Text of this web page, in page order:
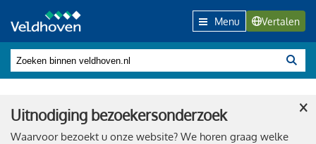
Menu Vertalen
Uitnodiging bezoekersonderzoek
Waarvoor bezoekt u onze website? We horen graag welke
×